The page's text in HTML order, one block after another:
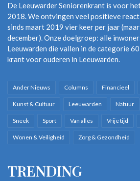
De Leeuwarder Seniorenkrant is voor
2018. We ontvingen veel positieve
sinds maart 2019 vier keer per jaar
december). Onze doelgroep: alle
Leeuwarden die vallen in de categorie
krant voor ouderen in Leeuwarden.
Ander Nieuws Columns Financieel
Kunst & Cultuur Leeuwarden Natuur
Sneek Sport Van alles Vrije tijd
Wonen & Veiligheid Zorg & Gezondheid
TRENDING